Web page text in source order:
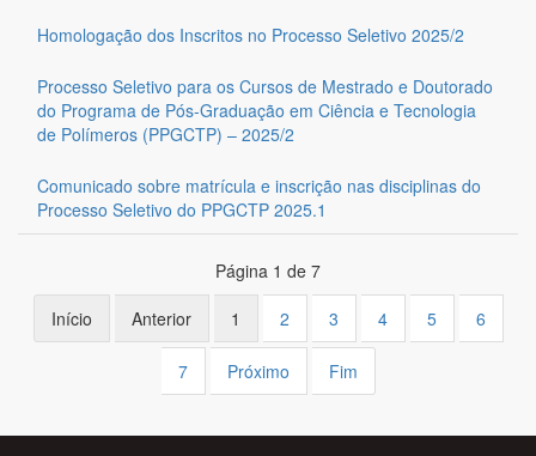
Homologação dos Inscritos no Processo Seletivo 2025/2
Processo Seletivo para os Cursos de Mestrado e Doutorado
do Programa de Pós-Graduação em Ciência e Tecnologia
de Polímeros (PPGCTP) – 2025/2
Comunicado sobre matrícula e inscrição nas disciplinas do
Processo Seletivo do PPGCTP 2025.1
Página 1 de 7
Início
Anterior 1 2 3 4 5 6
7 Próximo Fim